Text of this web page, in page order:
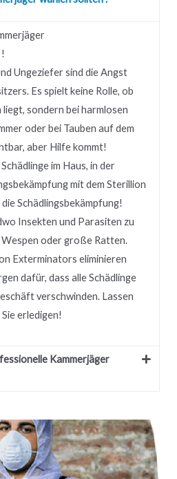
Ungeziefer sind die Angst
Es spielt keine Rolle, ob
sondern bei harmlosen
oder bei Tauben auf dem
aber Hilfe kommt!
im Haus, in der
mit dem Sterillion
Schädlingsbekämpfung!
Insekten und Parasiten zu
Wespen oder große Ratten.
Exterminators eliminieren
dafür, dass alle Schädlinge
verschwinden. Lassen
erledigen!
Kammerjäger